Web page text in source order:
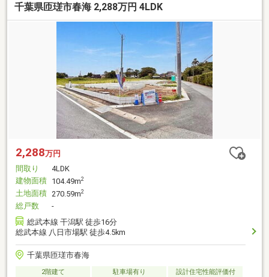
千葉県匝瑳市春海 2,288万円 4LDK
2,288万円
間取り
4LDK
建物面積 104.49m2
土地面積 270.59m2
総戸数
-
総武本線 干潟駅 徒歩16分
総武本線 八日市場駅 徒歩4.5km
千葉県匝瑳市春海
2階建て 駐車場有り
設計住宅性能評価付